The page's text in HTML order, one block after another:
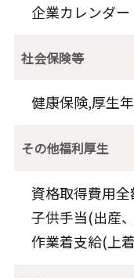
企業カレンダ
社会保険等
健康保険,厚生
その他福利厚生
資格取得費用全
子供手当(出産
作業着支給(上